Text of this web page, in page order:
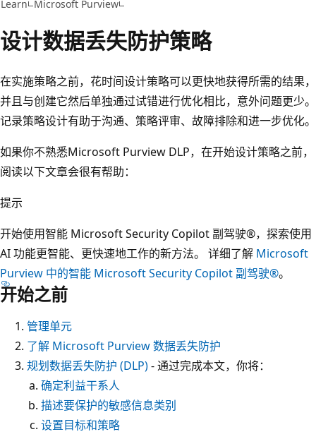
Learn Microsoft Purview
设计数据丢失防护策略
在实施策略之前，花时间设计策略可以更快地获得所需的结果，
并且与创建它然后单独通过试错进行优化相比，意外问题更少。
记录策略设计有助于沟通、策略评审、故障排除和进一步优化。
如果你不熟悉Microsoft Purview DLP，在开始设计策略之前，
阅读以下文章会很有帮助：
提示
开始使用智能 Microsoft Security Copilot 副驾驶®，探索使用
AI 功能更智能、更快速地工作的新方法。 详细了解 Microsoft
Purview 中的智能 Microsoft Security Copilot 副驾驶®。
开始之前
管理单元
了解 Microsoft Purview 数据丢失防护
规划数据丢失防护 (DLP)- 通过完成本文，你将：
确定利益干系人
描述要保护的敏感信息类别
设置目标和策略